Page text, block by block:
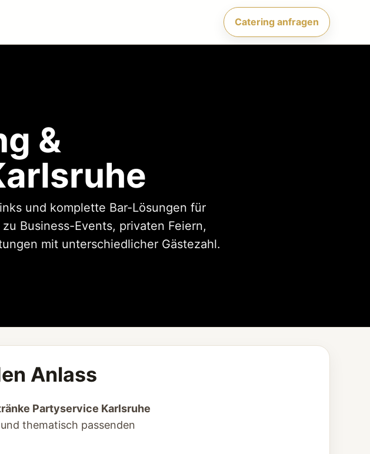
Catering anfragen
&
und komplette Bar-Lösungen für
Business-Events, privaten Feiern,
mit unterschiedlicher Gästezahl.
Anlass
Partyservice Karlsruhe
thematisch passenden